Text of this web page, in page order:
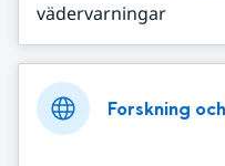
vädervarningar
Forskning